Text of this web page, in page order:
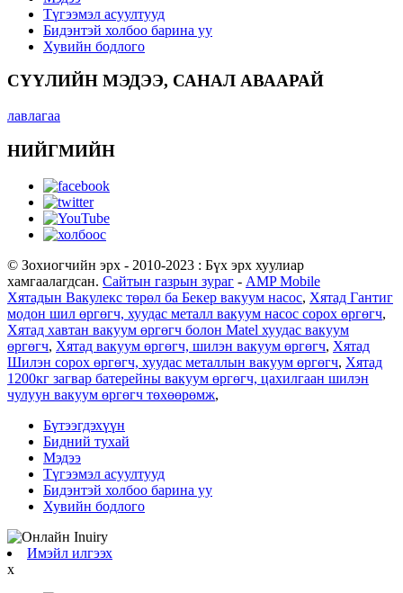
Түгээмэл асуултууд
Бидэнтэй холбоо барина уу
Хувийн бодлого
СҮҮЛИЙН МЭДЭЭ, САНАЛ АВААРАЙ
лавлагаа
НИЙГМИЙН
© Зохиогчийн эрх - 2010-2023 : Бүх эрх хуулиар
хамгаалагдсан. Сайтын газрын зураг - AMP Mobile
Хятадын Вакулекс төрөл ба Бекер вакуум насос, Хятад Гантиг
модон шил өргөгч, хуудас металл вакуум насос сорох өргөгч,
Хятад хавтан вакуум өргөгч болон Matel хуудас вакуум
өргөгч, Хятад вакуум өргөгч, шилэн вакуум өргөгч, Хятад
Шилэн сорох өргөгч, хуудас металлын вакуум өргөгч, Хятад
1200кг загвар батерейны вакуум өргөгч, цахилгаан шилэн
чулуун вакуум өргөгч төхөөрөмж,
Бүтээгдэхүүн
Бидний тухай
Мэдээ
Түгээмэл асуултууд
Бидэнтэй холбоо барина уу
Хувийн бодлого
Имэйл илгээх
x